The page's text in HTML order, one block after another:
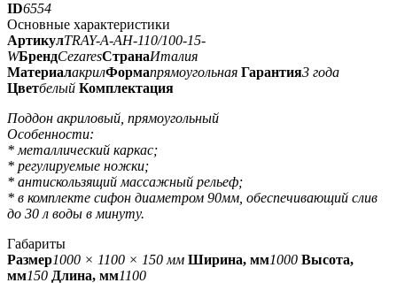
ID6554
Основные характеристики
АртикулTRAY-A-AH-110/100-15-
WБрендCezaresСтранаИталия
МатериалакрилФормапрямоугольная Гарантия3 года
Цветбелый Комплектация
Поддон акриловый, прямоугольный
Особенности:
* металлический каркас;
* регулируемые ножки;
* антискользящий массажный рельеф;
* в комплекте сифон диаметром 90мм, обеспечивающий слив
до 30 л воды в минуту.
Габариты
Размер1000 × 1100 × 150 мм Ширина, мм1000 Высота,
мм150 Длина, мм1100